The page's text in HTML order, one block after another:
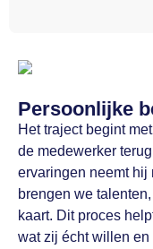
Persoonlijke
Het traject begint
de medewerker
ervaringen neemt hij
brengen we
kaart. Dit proces
wat zij écht willen